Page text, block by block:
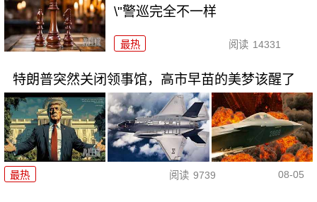
\"警巡完全不一样
最热 阅读 14331
特朗普突然关闭领事馆，高市早苗的美梦该醒了
最热 阅读 9739 08-05